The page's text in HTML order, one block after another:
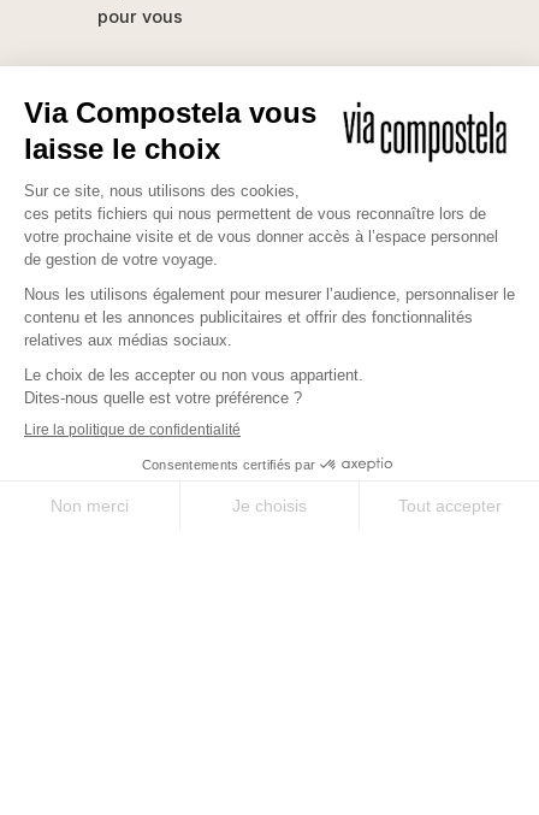
pour vous
Via-compostela.com est une marque déposée par Chamina Sylva SAS pour
vous offrir le meilleur des chemins millénaires en France, en Europe et dans
le monde.
QUI SOMMES-NOUS ?